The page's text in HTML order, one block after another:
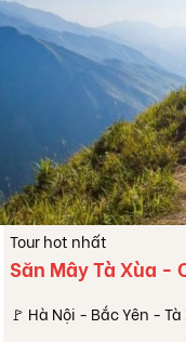
Tour hot nhất
Săn Mây Tà Xùa -
🚩 Hà Nội - Bắc Yên - Tà